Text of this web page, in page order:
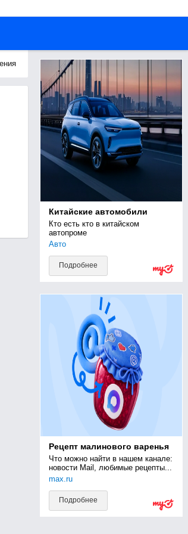
Китайские автомобили
Кто есть кто в китайском
автопроме
Авто
Подробнее
Рецепт малинового варенья
Что можно найти в нашем канале:
новости Mail, любимые рецепты...
max.ru
Подробнее